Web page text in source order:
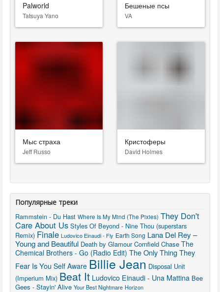
Palworld
Tatsuya Yano
Бешеные псы
VA
Мыс страха
Jeff Russo
Кристоферы
David Holmes
Популярные треки
Rammstein - Du Hast Where Is My Mind (The Pixies) They Don't
Care About Us Styles Of Beyond - Nine Thou (superstars
Remix) Finale Ludovico Einaudi - Fly Earth Song Lana Del Rey –
Young and Beautiful Death by Glamour Cornfield Chase The
Chemical Brothers - Go (Radio Edit) The Only Thing They
Fear Is You Self Aware Billie Jean Disposal Unit
(Imperium Mix) Beat It Ludovico Einaudi - Una Mattina Bee
Gees - Stayin' Alive Your Best Nightmare Horizon